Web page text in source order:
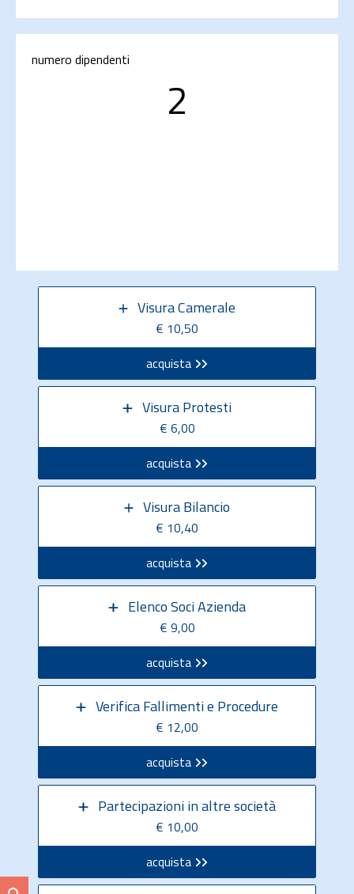
numero dipendenti
2
Visura Camerale
€ 10,50
acquista
Visura Protesti
€ 6,00
acquista
Visura Bilancio
€ 10,40
acquista
Elenco Soci Azienda
€ 9,00
acquista
Verifica Fallimenti e Procedure
€ 12,00
acquista
Partecipazioni in altre società
€ 10,00
acquista